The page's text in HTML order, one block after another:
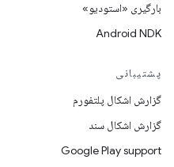
بارگیری «استودیو»
Android NDK
پشتیبانی
گزارش اشکال پلتفورم
گزارش اشکال سند
Google Play support